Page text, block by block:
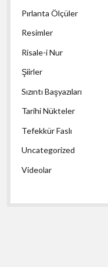
Pırlanta Ölçüler
Resimler
Risale-i Nur
Şiirler
Sızıntı Başyazıları
Tarihi Nükteler
Tefekkür Faslı
Uncategorized
Videolar